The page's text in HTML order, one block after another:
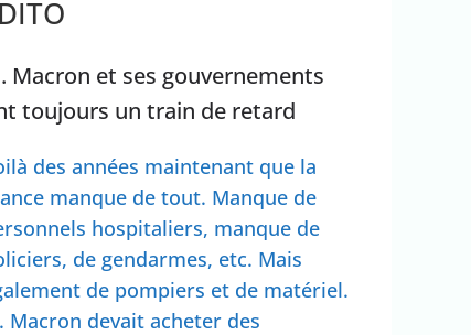
Nétanyahou
Macron et ses gouvernements
toujours un train de retard
des années maintenant que la
manque de tout. Manque de
hospitaliers, manque de
de gendarmes, etc. Mais
de pompiers et de matériel.
Macron devait acheter des